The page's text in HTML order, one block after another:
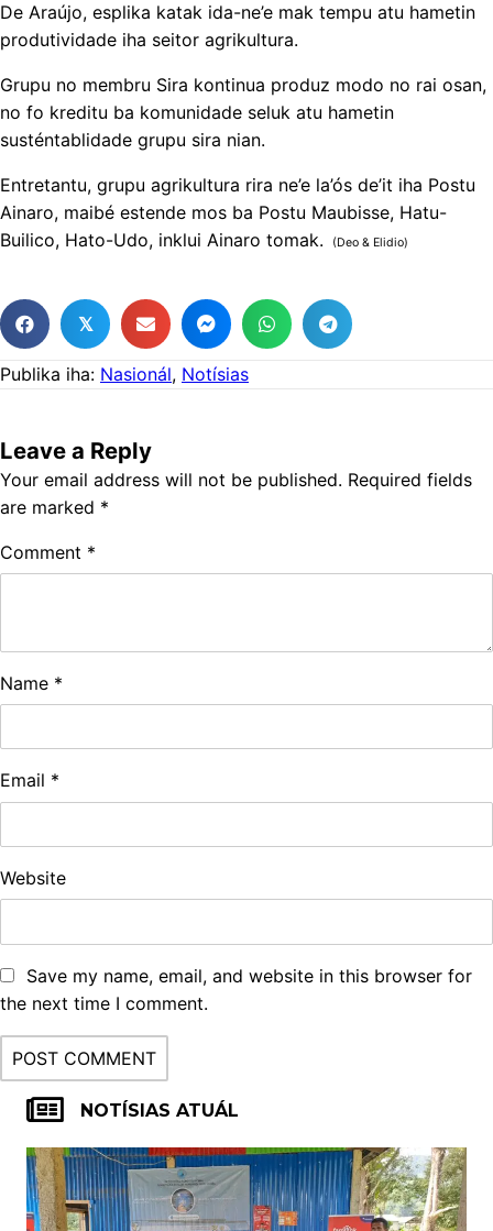
De Araújo, esplika katak ida-ne’e mak tempu atu hametin
produtividade iha seitor agrikultura.
Grupu no membru Sira kontinua produz modo no rai osan,
no fo kreditu ba komunidade seluk atu hametin
susténtablidade grupu sira nian.
Entretantu, grupu agrikultura rira ne’e la’ós de’it iha Postu
Ainaro, maibé estende mos ba Postu Maubisse, Hatu-
Builico, Hato-Udo, inklui Ainaro tomak.
(Deo & Elidio)
𝕏
Publika iha: Nasionál, Notísias
Leave a Reply
Your email address will not be published. Required fields
are marked *
Comment *
Name *
Email *
Website
Save my name, email, and website in this browser for
the next time I comment.
NOTÍSIAS ATUÁL